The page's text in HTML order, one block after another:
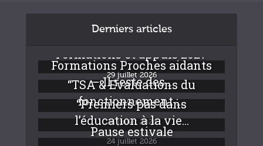
Derniers articles
Formations et appuis 2027
29 juillet 2026
Formations Proches aidants
– Il reste des...
24 juillet 2026
“TSA & Evaluations du
fonctionnement :...
24 juillet 2026
“Premiers pas dans
l’éducation à la vie...
24 juillet 2026
Pause estivale